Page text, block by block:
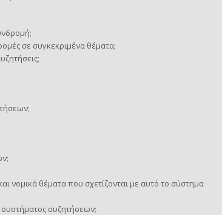
σε συγκεκριμένα θέματα;
νομικά θέματα που σχετίζονται με αυτό το σύστημα
συζητήσεων;